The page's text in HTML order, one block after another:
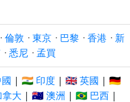
· 倫敦 · 東京 · 巴黎 · 香港 · 新
· 悉尼 · 孟買
| 🇮🇳 印度 | 🇬🇧 英國 | 🇩🇪
大 | 🇦🇺 澳洲 | 🇧🇷 巴西 |